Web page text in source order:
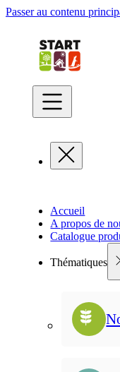
Passer au contenu
Accueil
A propos de
Catalogue
Thématiques